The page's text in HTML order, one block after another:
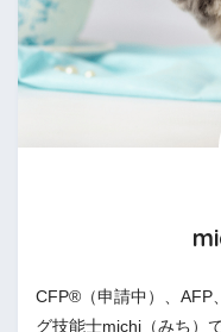
CFP®（申請中）、AFP
グ技能士michi（みち）